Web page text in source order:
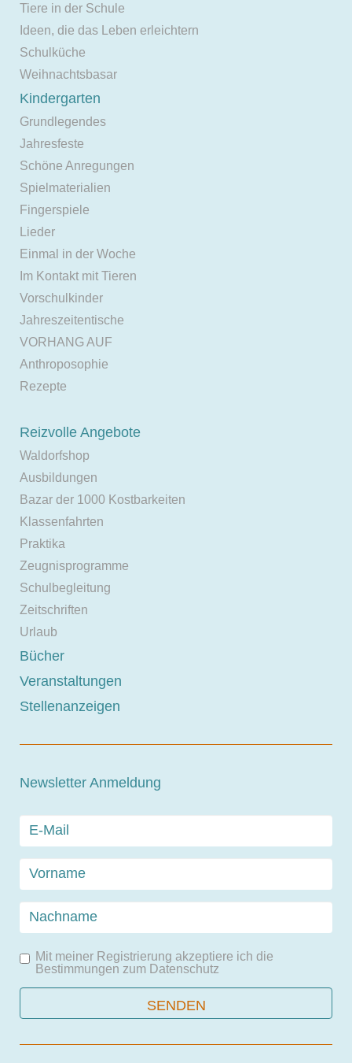
Tiere in der Schule
Ideen, die das Leben erleichtern
Schulküche
Weihnachtsbasar
Kindergarten
Grundlegendes
Jahresfeste
Schöne Anregungen
Spielmaterialien
Fingerspiele
Lieder
Einmal in der Woche
Im Kontakt mit Tieren
Vorschulkinder
Jahreszeitentische
VORHANG AUF
Anthroposophie
Rezepte
Reizvolle Angebote
Waldorfshop
Ausbildungen
Bazar der 1000 Kostbarkeiten
Klassenfahrten
Praktika
Zeugnisprogramme
Schulbegleitung
Zeitschriften
Urlaub
Bücher
Veranstaltungen
Stellenanzeigen
Newsletter Anmeldung
Mit meiner Registrierung akzeptiere ich die
Bestimmungen zum Datenschutz